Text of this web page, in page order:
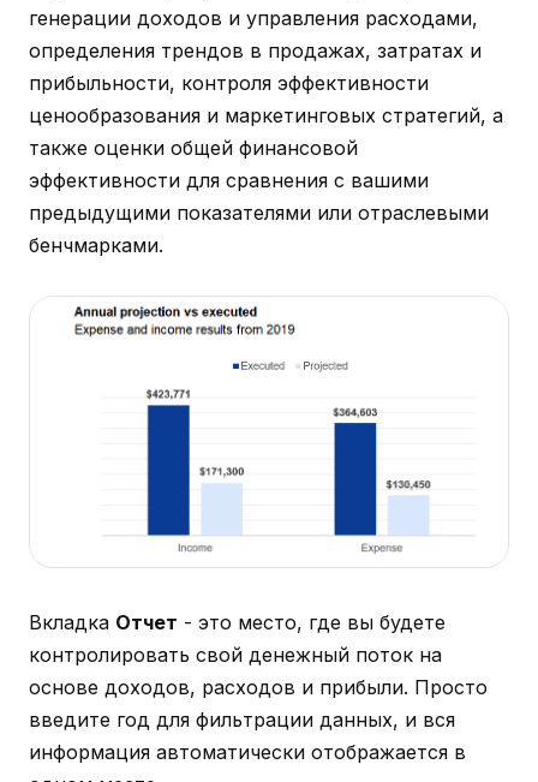
генерации доходов и управления расходами,
определения трендов в продажах, затратах и
прибыльности, контроля эффективности
ценообразования и маркетинговых стратегий, а
также оценки общей финансовой
эффективности для сравнения с вашими
предыдущими показателями или отраслевыми
бенчмарками.
Вкладка Отчет - это место, где вы будете
контролировать свой денежный поток на
основе доходов, расходов и прибыли. Просто
введите год для фильтрации данных, и вся
информация автоматически отображается в